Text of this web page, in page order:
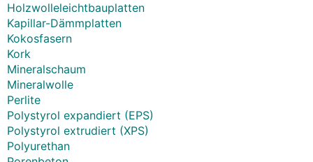
Holzwolleleichtbauplatten
Kapillar-Dämmplatten
Kokosfasern
Kork
Mineralschaum
Mineralwolle
Perlite
Polystyrol expandiert (EPS)
Polystyrol extrudiert (XPS)
Polyurethan